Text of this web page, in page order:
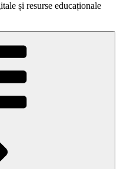
și resurse educaționale